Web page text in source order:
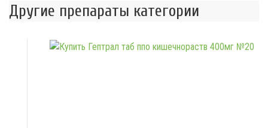
Другие препараты категории